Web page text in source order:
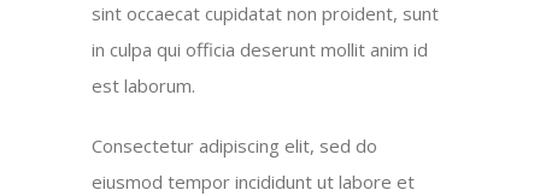
sint occaecat cupidatat non proident, sunt
in culpa qui officia deserunt mollit anim id
est laborum.
Consectetur adipiscing elit, sed do
eiusmod tempor incididunt ut labore et